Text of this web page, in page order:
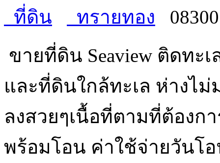
ที่ดิน
ทรายทอง
ขายที่ดิน Seaview ติดทะ
และที่ดินใกล้ทะเล ห่างไ
ลงสวยๆเนื้อที่ตามที่ต้องก
พร้อมโอน ค่าใช้จ่ายวันโ